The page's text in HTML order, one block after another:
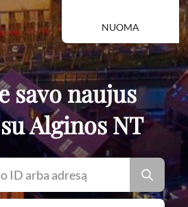
NUOMA
savo naujus
Alginos NT